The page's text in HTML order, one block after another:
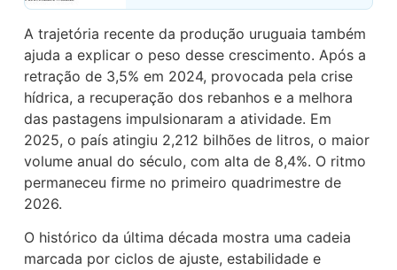
A trajetória recente da produção uruguaia também
ajuda a explicar o peso desse crescimento. Após a
retração de 3,5% em 2024, provocada pela crise
hídrica, a recuperação dos rebanhos e a melhora
das pastagens impulsionaram a atividade. Em
2025, o país atingiu 2,212 bilhões de litros, o maior
volume anual do século, com alta de 8,4%. O ritmo
permaneceu firme no primeiro quadrimestre de
2026.
O histórico da última década mostra uma cadeia
marcada por ciclos de ajuste, estabilidade e